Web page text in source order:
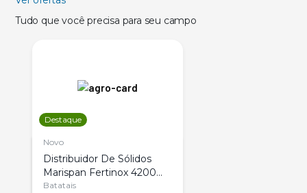
Tudo que você precisa para seu campo
Destaque
Novo
Distribuidor De Sólidos
Marispan Fertinox 4200
Citrus
Batatais